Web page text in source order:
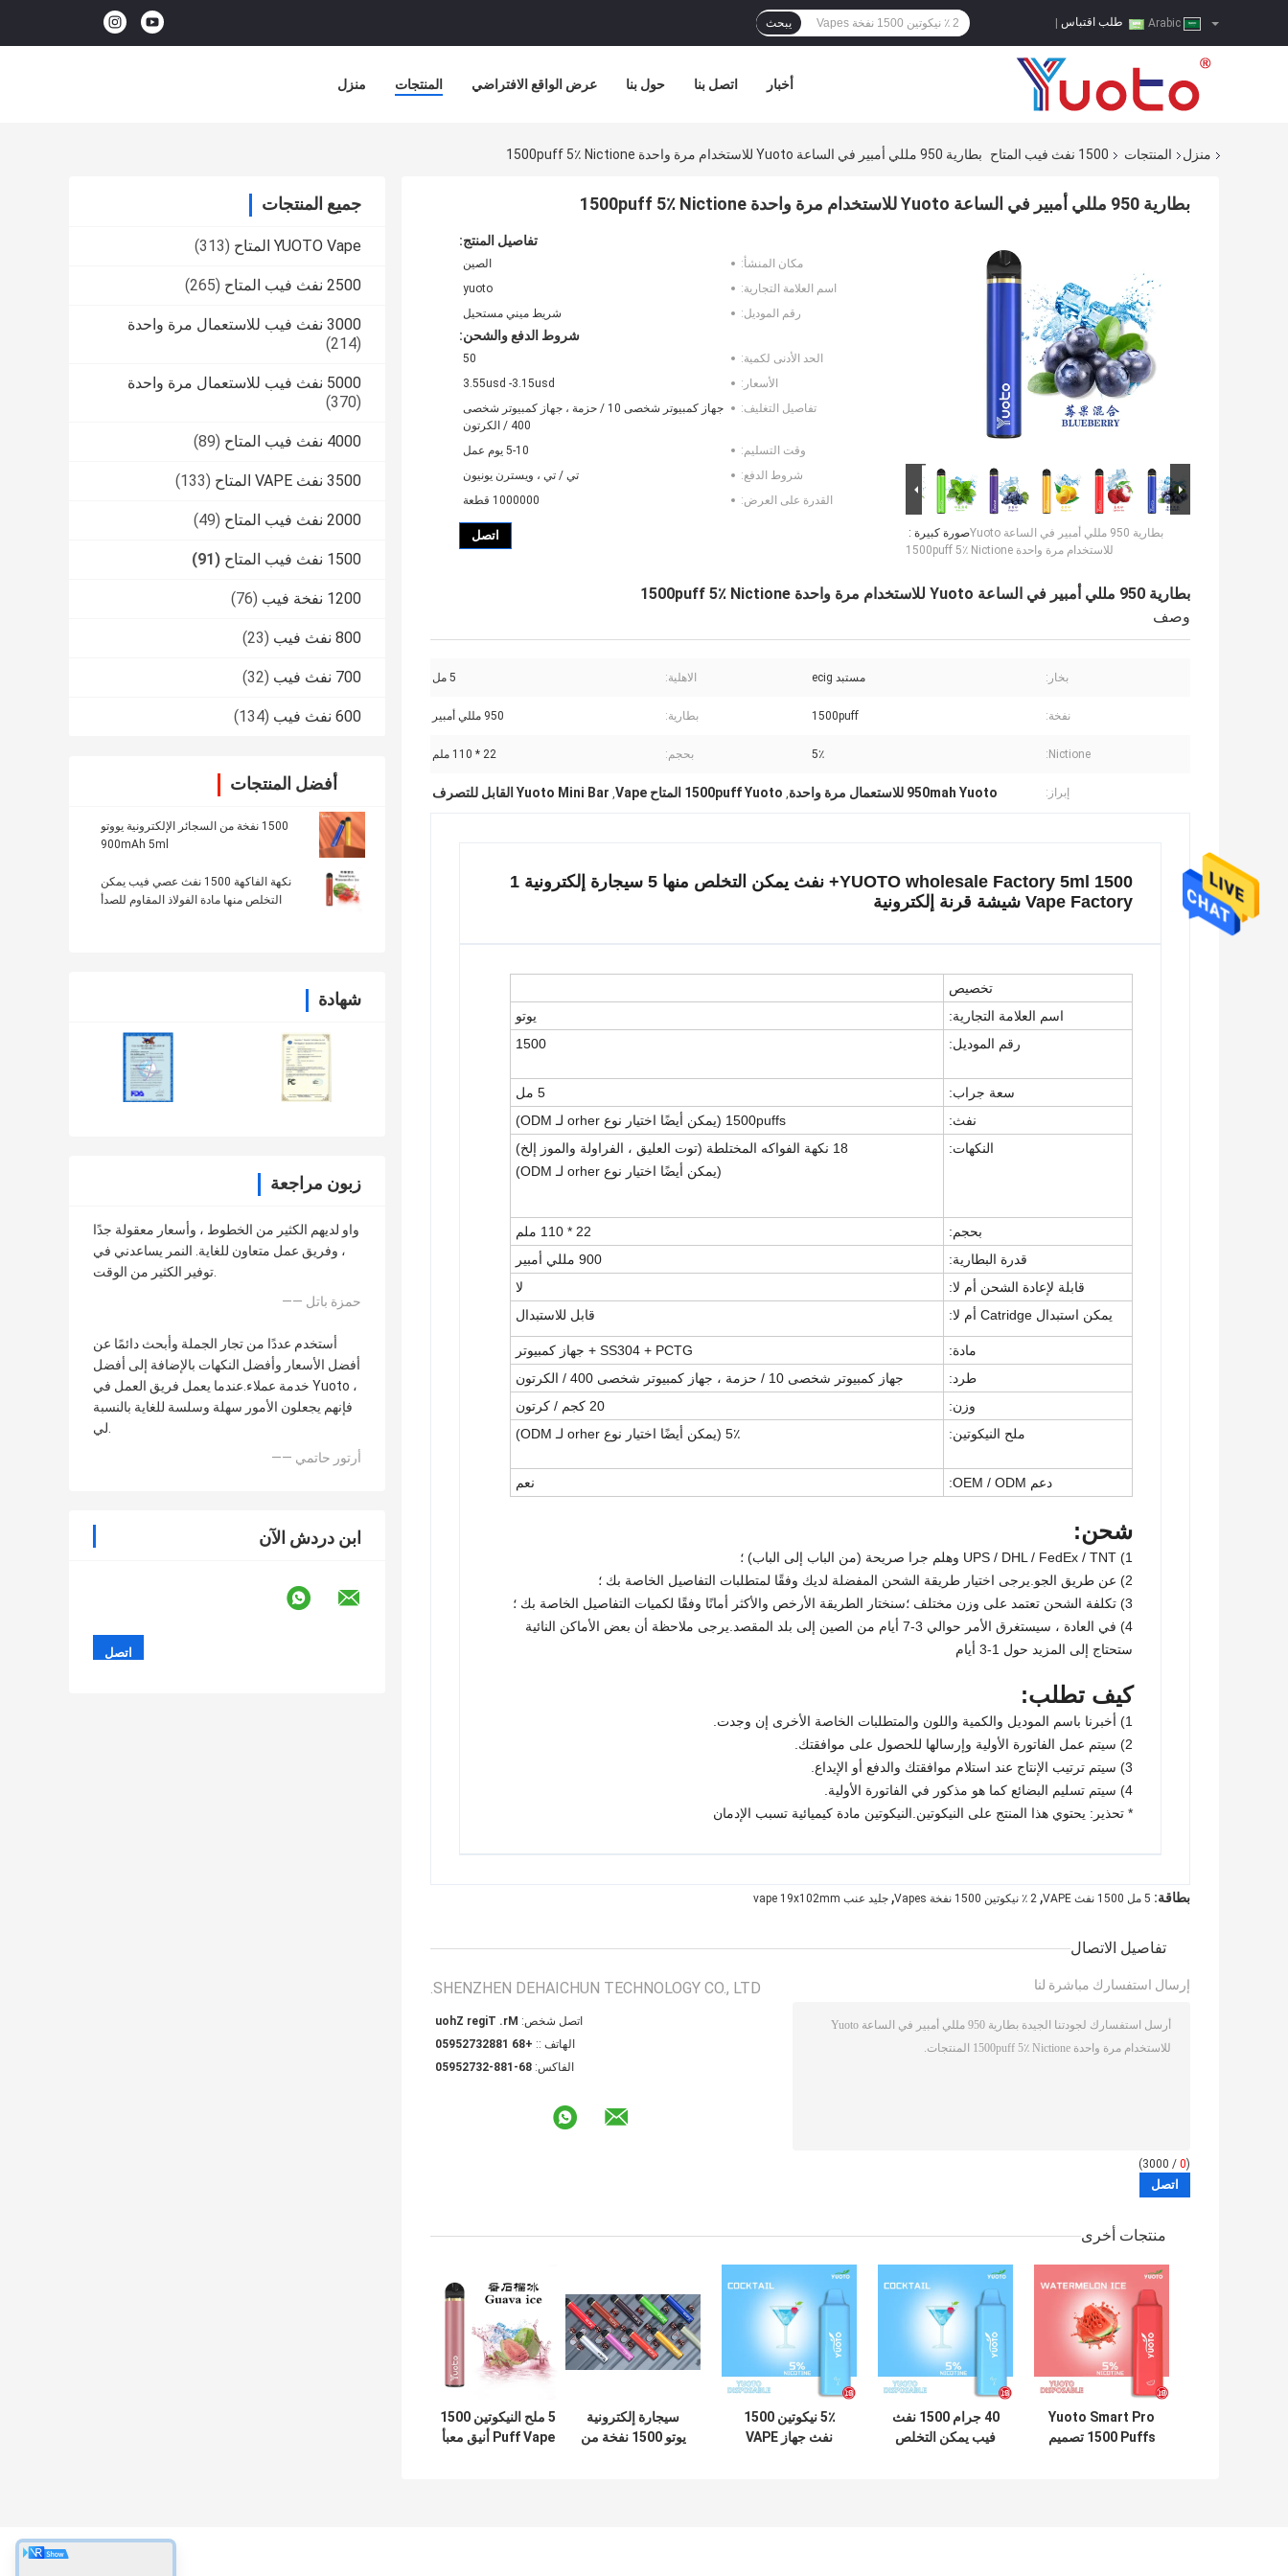
طلب اقتباس يبحث
منزل المنتجات عرض الواقع الافتراضي حول بنا اتصل بنا أخبار
منزل المنتجات 1500 نفث فيب المتاح بطارية 950 مللي أمبير في الساعة Yuoto للاستخدام مرة واحدة 1500puff 5٪ Nictione
جميع المنتجات
YUOTO Vape المتاح (313)
2500 نفث فيب المتاح (265)
3000 نفث فيب للاستعمال مرة واحدة
(214)
5000 نفث فيب للاستعمال مرة واحدة
(370)
4000 نفث فيب المتاح (89)
3500 نفث VAPE المتاح (133)
2000 نفث فيب المتاح (49)
1500 نفث فيب المتاح (91)
1200 نفخة فيب (76)
800 نفث فيب (23)
700 نفث فيب (32)
600 نفث فيب (134)
أفضل المنتجات
1500 نفخة من السجائر الإلكترونية يووتو
900mAh 5ml
نكهة الفاكهة 1500 نفث عصي فيب يمكن
التخلص منها مادة الفولاذ المقاوم للصدأ
شهادة
زبون مراجعة
واو لديهم الكثير من الخطوط ، وأسعار معقولة جدًا
، وفريق عمل متعاون للغاية. النمر يساعدني في
توفير الكثير من الوقت.
—— حمزة باتل
أستخدم عددًا من تجار الجملة وأبحث دائمًا عن
أفضل الأسعار وأفضل النكهات بالإضافة إلى أفضل
خدمة عملاء.عندما يعمل فريق العمل في Yuoto ،
فإنهم يجعلون الأمور سهلة وسلسة للغاية بالنسبة
لي.
—— أرتور حاتمي
ابن دردش الآن
بطارية 950 مللي أمبير في الساعة Yuoto للاستخدام مرة واحدة 1500puff 5٪ Nictione
صورة كبيرة :بطارية 950 مللي أمبير في الساعة Yuoto
للاستخدام مرة واحدة 1500puff 5٪ Nictione
تفاصيل المنتج:
مكان المنشأ:
الصين
اسم العلامة التجارية:
yuoto
رقم الموديل:
شريط ميني مستحيل
شروط الدفع والشحن:
الحد الأدنى لكمية:
50
الأسعار:
3.55usd -3.15usd
تفاصيل التغليف:
جهاز كمبيوتر شخصى 10 / حزمة ، جهاز كمبيوتر شخصى
400 / الكرتون
وقت التسليم:
5-10 يوم عمل
شروط الدفع:
تي / تي ، ويسترن يونيون
القدرة على العرض:
1000000 قطعة
اتصل
بطارية 950 مللي أمبير في الساعة Yuoto للاستخدام مرة واحدة 1500puff 5٪ Nictione
وصف
بخار: مستبد ecig الاهلية: 5 مل
نفخة: 1500puff بطارية: 950 مللي أمبير
Nictione: 5٪ بحجم: 22 * 110 ملم
إبراز: 950mah Yuoto للاستعمال مرة واحدة , 1500puff Yuoto المتاح Vape , Yuoto Mini Bar القابل للتصرف
YUOTO wholesale Factory 5ml 1500+ نفث يمكن التخلص منها 5 سيجارة إلكترونية 1
Vape Factory شيشة قرنة إلكترونية
تخصيص
اسم العلامة التجارية:
يوتو
رقم الموديل:
1500
سعة جراب:
5 مل
نفث:
1500puffs (يمكن أيضًا اختيار نوع orher لـ ODM)
النكهات:
18 نكهة الفواكه المختلطة (توت العليق ، الفراولة والموز إلخ)
(يمكن أيضًا اختيار نوع orher لـ ODM)
بحجم:
22 * 110 ملم
قدرة البطارية:
900 مللي أمبير
قابلة لإعادة الشحن أم لا:
لا
يمكن استبدال Catridge أم لا:
قابل للاستبدال
مادة:
SS304 + PCTG + جهاز كمبيوتر
طرد:
جهاز كمبيوتر شخصى 10 / حزمة ، جهاز كمبيوتر شخصى 400 / الكرتون
وزن:
20 كجم / كرتون
ملح النيكوتين:
5٪ (يمكن أيضًا اختيار نوع orher لـ ODM)
دعم OEM / ODM: نعم
شحن:
1) UPS / DHL / FedEx / TNT وهلم جرا صريحة (من الباب إلى الباب) ؛
2) عن طريق الجو.يرجى اختيار طريقة الشحن المفضلة لديك وفقًا لمتطلبات التفاصيل الخاصة بك ؛
3) تكلفة الشحن تعتمد على وزن مختلف ؛سنختار الطريقة الأرخص والأكثر أمانًا وفقًا لكميات التفاصيل الخاصة بك ؛
4) في العادة ، سيستغرق الأمر حوالي 3-7 أيام من الصين إلى بلد المقصد.يرجى ملاحظة أن بعض الأماكن النائية
ستحتاج إلى المزيد حول 1-3 أيام
كيف تطلب:
1) أخبرنا باسم الموديل والكمية واللون والمتطلبات الخاصة الأخرى إن وجدت.
2) سيتم عمل الفاتورة الأولية وإرسالها للحصول على موافقتك.
3) سيتم ترتيب الإنتاج عند استلام موافقتك والدفع أو الإيداع.
4) سيتم تسليم البضائع كما هو مذكور في الفاتورة الأولية.
* تحذير: يحتوي هذا المنتج على النيكوتين.النيكوتين مادة كيميائية تسبب الإدمان
بطاقة: 5 مل 1500 نفث VAPE , 2 ٪ نيكوتين 1500 نفخة Vapes , جليد عنب vape 19x102mm
تفاصيل الاتصال
SHENZHEN DEHAICHUN TECHNOLOGY CO., LTD.
اتصل شخص: Mr. Tiger Zhou
الهاتف :: +86 18823725950
الفاكس: 86-188-23725950
إرسال استفسارك مباشرة لنا
(
0
/ 3000)
منتجات أخرى
Yuoto Smart Pro
1500 Puffs تصميم
40 جرام 1500 نفث
فيب يمكن التخلص
5٪ نيكوتين 1500
نفث جهاز VAPE
سيجارة إلكترونية
يوتو 1500 نفخة من
5 ملح النيكوتين 1500
Puff Vape أنيق معبأ